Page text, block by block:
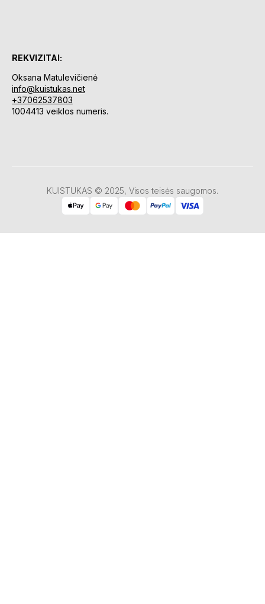
REKVIZITAI:
Oksana Matulevičienė
info@kuistukas.net
+37062537803
1004413 veiklos numeris.
KUISTUKAS © 2025, Visos teisės saugomos.